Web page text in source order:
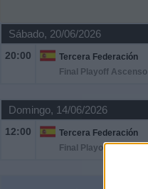
Sábado, 20/06/2026
20:00
Tercera Federación
Final Playoff Ascenso
Domingo, 14/06/2026
12:00
Tercera Federación
Final Playoff Ascenso